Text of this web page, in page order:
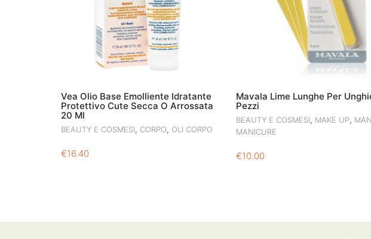
Vea Olio Base Emolliente Idratante
Protettivo Cute Secca O Arrossata
20 Ml
BEAUTY E COSMESI, CORPO, OLI CORPO
€16.40
Mavala Lime Lunghe Per
Pezzi
BEAUTY E COSMESI, MAKE UP,
MANICURE
€10.00